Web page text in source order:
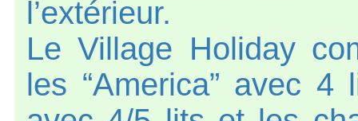
l’extérieur.
Le Village Holiday
les “America” avec 4